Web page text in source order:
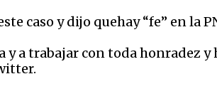
caso y dijo quehay “fe” en la
a trabajar con toda honradez